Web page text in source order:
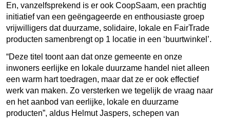
En, vanzelfsprekend is er ook CoopSaam, een prachtig
initiatief van een geëngageerde en enthousiaste groep
vrijwilligers dat duurzame, solidaire, lokale en FairTrade
producten samenbrengt op 1 locatie in een ‘buurtwinkel’.
“Deze titel toont aan dat onze gemeente en onze
inwoners eerlijke en lokale duurzame handel niet alleen
een warm hart toedragen, maar dat ze er ook effectief
werk van maken. Zo versterken we tegelijk de vraag naar
en het aanbod van eerlijke, lokale en duurzame
producten”, aldus Helmut Jaspers, schepen van